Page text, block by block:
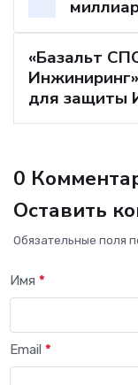
«Базальт
для защиты
0
Оставить
Обязательные поля
Имя *
Email *